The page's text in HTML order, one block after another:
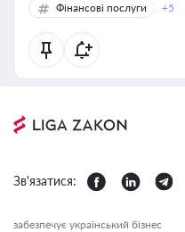
Фінансові послуги
+5
Зв'язатися:
забезпечує український бізнес